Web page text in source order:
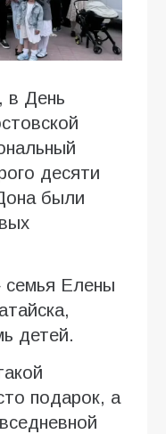
в День
десяти
были
Елены
детей.
подарок, а